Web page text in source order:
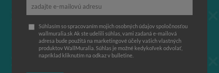
Súhlasím so spracovaním mojich osobných údajov spoločnosťou
wallmuralia.sk Ak ste udelili súhlas, vami zadaná e-mailová
adresa bude použitá na marketingové účely vašich vlastných
produktov WallMuralia. Súhlas je možné kedykoľvek odvolať,
napríklad kliknutím na odkaz v bulletine.